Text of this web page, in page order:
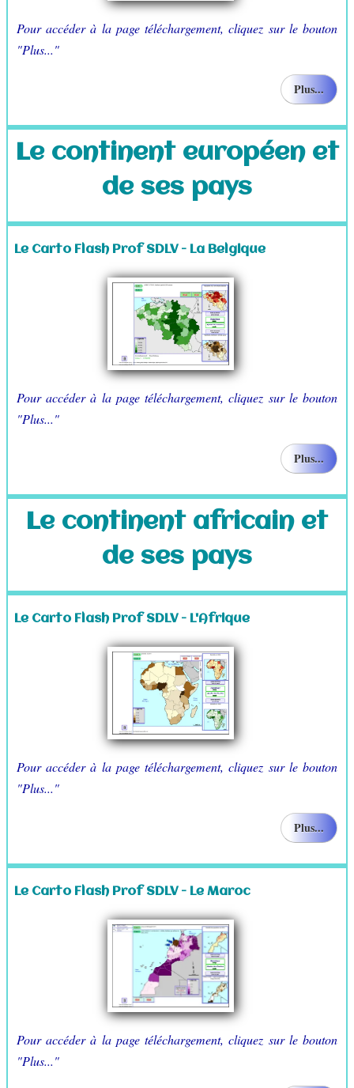
Pour accéder à la page téléchargement, cliquez sur le bouton
"Plus..."
Plus...
Le continent européen et
de ses pays
Le Carto Flash Prof SDLV - La Belgique
Pour accéder à la page téléchargement, cliquez sur le bouton
"Plus..."
Plus...
Le continent africain et
de ses pays
Le Carto Flash Prof SDLV - L'Afrique
Pour accéder à la page téléchargement, cliquez sur le bouton
"Plus..."
Plus...
Le Carto Flash Prof SDLV - Le Maroc
Pour accéder à la page téléchargement, cliquez sur le bouton
"Plus..."